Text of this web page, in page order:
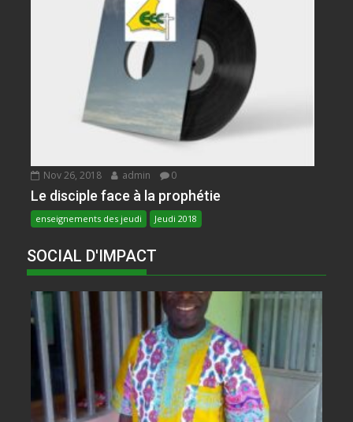
Nov 26, 2018 admin 0
Le disciple face à la prophétie
enseignements des jeudi Jeudi 2018
SOCIAL D'IMPACT